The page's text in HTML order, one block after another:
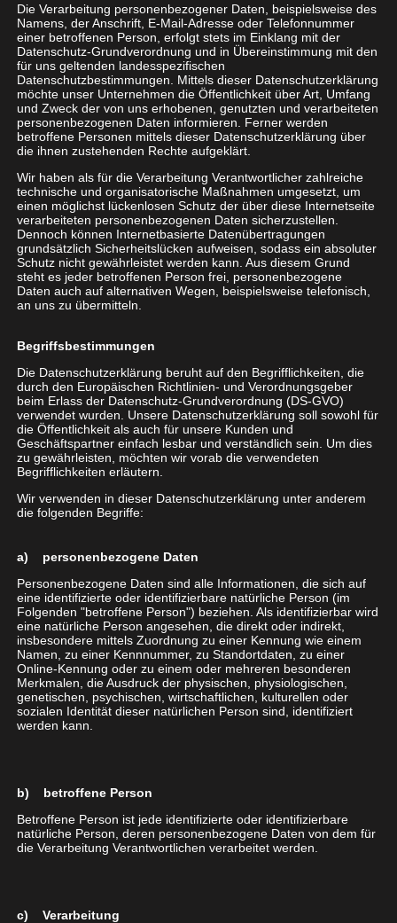
Für Ihr Unternehmen sollten Sie nur in
wirtschaftliche und zukunftsfähige Systeme
investieren, die die gestiegenen Anforderungen an
die neue Welt derVoIP-Kommunikationund die
Verschmelzung von Mobil-, Daten- und Festnetz
abdecken können. Diese Möglichkeiten bieten sich
Ihnen:
Cloud oder On-Premises
Entscheiden Sie sich für eine Lösung direkt aus der
Cloud oder On-Premise. VoIP-Telefonanlagen sind
leicht zu administrieren und können bei Bedarf z.B.
auf VM-Basis bei Ihnen vor Ort oder aus einer „Private
welche Telefonanlage besser zu Ihnen passt. Dabei
berücksichtigen wir die zukünftigen
Anwendungsbereichen, IT- bzw. Security-Policies,
Einbindungen etc.
Vorteile einer Cloud Telefonanlage:
Standortunabhängigkeit
immer Sie wollen, auch über Ihr Festnetz.
Hardware, Service Leistungen oder Wartungen.
Flexibel
: Buchen Sie nur die zusätzlichen
Nebenstellen, die Sie wirklich brauchen
Zusatzfunktionen: Ihre Telefonanlage ist um
zahlreiche Features individuell erweiterbar.
Unsere Experten finden für Sie
die richtige Telefonanlage
gefächerten Angebot an Produkten der TK-Anlagen
für Ihre Anforderungen zu finden. Zertifizierte,
erfahrene Inhouse-Consultants stehen Ihnen dabei
mit gebündeltem Know-How verschiedenster
Die Verarbeitung personenbezogener Daten, beispielsweise des
Namens, der Anschrift, E-Mail-Adresse oder Telefonnummer
einer betroffenen Person, erfolgt stets im Einklang mit der
Datenschutz-Grundverordnung und in Übereinstimmung mit den
für uns geltenden landesspezifischen
Datenschutzbestimmungen. Mittels dieser Datenschutzerklärung
möchte unser Unternehmen die Öffentlichkeit über Art, Umfang
und Zweck der von uns erhobenen, genutzten und verarbeiteten
personenbezogenen Daten informieren. Ferner werden
betroffene Personen mittels dieser Datenschutzerklärung über
die ihnen zustehenden Rechte aufgeklärt.
Wir haben als für die Verarbeitung Verantwortlicher zahlreiche
technische und organisatorische Maßnahmen umgesetzt, um
einen möglichst lückenlosen Schutz der über diese Internetseite
verarbeiteten personenbezogenen Daten sicherzustellen.
Dennoch können Internetbasierte Datenübertragungen
grundsätzlich Sicherheitslücken aufweisen, sodass ein absoluter
Schutz nicht gewährleistet werden kann. Aus diesem Grund
steht es jeder betroffenen Person frei, personenbezogene
Daten auch auf alternativen Wegen, beispielsweise telefonisch,
an uns zu übermitteln.
Begriffsbestimmungen
Die Datenschutzerklärung beruht auf den Begrifflichkeiten, die
durch den Europäischen Richtlinien- und Verordnungsgeber
beim Erlass der Datenschutz-Grundverordnung (DS-GVO)
verwendet wurden. Unsere Datenschutzerklärung soll sowohl für
die Öffentlichkeit als auch für unsere Kunden und
Geschäftspartner einfach lesbar und verständlich sein. Um dies
zu gewährleisten, möchten wir vorab die verwendeten
Begrifflichkeiten erläutern.
Wir verwenden in dieser Datenschutzerklärung unter anderem
die folgenden Begriffe:
a) personenbezogene Daten
Personenbezogene Daten sind alle Informationen, die sich auf
eine identifizierte oder identifizierbare natürliche Person (im
Folgenden "betroffene Person") beziehen. Als identifizierbar wird
eine natürliche Person angesehen, die direkt oder indirekt,
insbesondere mittels Zuordnung zu einer Kennung wie einem
Namen, zu einer Kennnummer, zu Standortdaten, zu einer
Online-Kennung oder zu einem oder mehreren besonderen
Merkmalen, die Ausdruck der physischen, physiologischen,
genetischen, psychischen, wirtschaftlichen, kulturellen oder
sozialen Identität dieser natürlichen Person sind, identifiziert
werden kann.
b) betroffene Person
Betroffene Person ist jede identifizierte oder identifizierbare
natürliche Person, deren personenbezogene Daten von dem für
die Verarbeitung Verantwortlichen verarbeitet werden.
c) Verarbeitung